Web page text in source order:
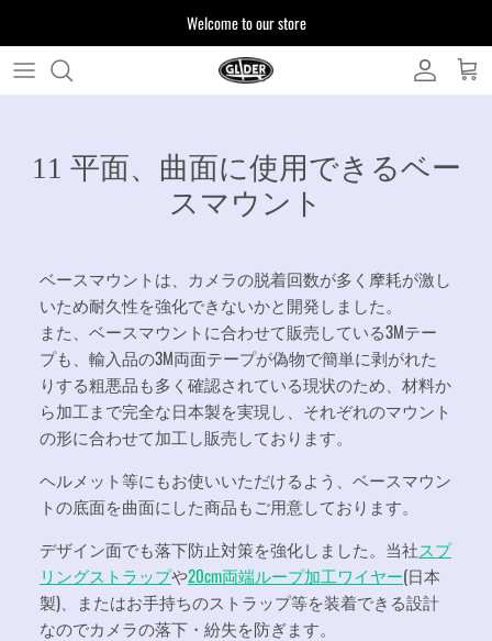
ッ
プ
Welcome to our store
お客様からいただいたご質問をまとめており
ます
注文について 製品について
11 平面、曲面に使用できるベー
スマウント
ベースマウントは、カメラの脱着回数が多く摩耗が激し
いため耐久性を強化できないかと開発しました。
また、ベースマウントに合わせて販売している3Mテー
プも、輸入品の3M両面テープが偽物で簡単に剥がれた
りする粗悪品も多く確認されている現状のため、材料か
ら加工まで完全な日本製を実現し、それぞれのマウント
の形に合わせて加工し販売しております。
ヘルメット等にもお使いいただけるよう、ベースマウン
トの底面を曲面にした商品もご用意しております。
デザイン面でも落下防止対策を強化しました。当社スプ
リングストラップや20cm両端ループ加工ワイヤー(日本
製)、またはお手持ちのストラップ等を装着できる設計
なのでカメラの落下・紛失を防ぎます。